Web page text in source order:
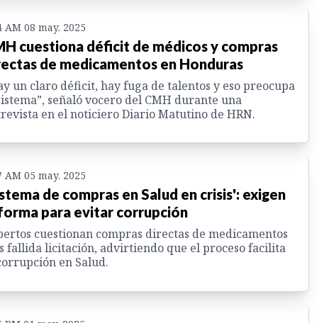
AM 08 may. 2025
cuestiona déficit de médicos y compras
de medicamentos en Honduras
un claro déficit, hay fuga de talentos y eso preocupa
señaló vocero del CMH durante una
en el noticiero Diario Matutino de HRN.
AM 05 may. 2025
de compras en Salud en crisis': exigen
para evitar corrupción
cuestionan compras directas de medicamentos
fallida licitación, advirtiendo que el proceso facilita
en Salud.